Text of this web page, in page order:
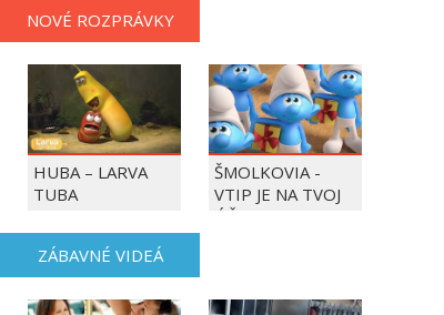
NOVÉ ROZPRÁVKY
HUBA – LARVA
TUBA
ŠMOLKOVIA -
VTIP JE NA TVOJ
ÚČET
ZÁBAVNÉ VIDEÁ